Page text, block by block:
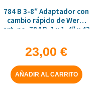
784 B 3-8″ Adaptador con
cambio rápido de Wera,
art. no. 784 B-1 x 1-4″ x 43
23,00 €
AÑADIR AL CARRITO